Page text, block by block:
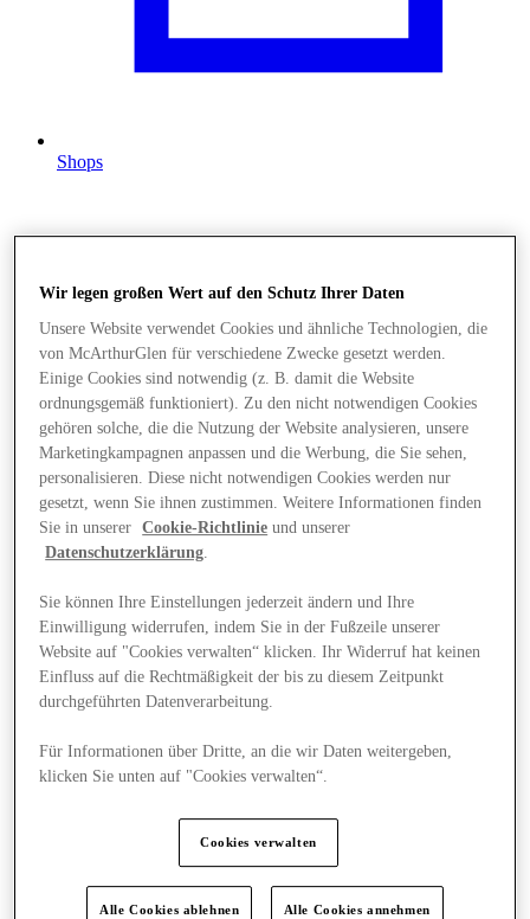
Shops
Angebote
Wir legen großen Wert auf den Schutz Ihrer Daten
Unsere Website verwendet Cookies und ähnliche Technologien, die
von McArthurGlen für verschiedene Zwecke gesetzt werden.
Einige Cookies sind notwendig (z. B. damit die Website
ordnungsgemäß funktioniert). Zu den nicht notwendigen Cookies
gehören solche, die die Nutzung der Website analysieren, unsere
Marketingkampagnen anpassen und die Werbung, die Sie sehen,
personalisieren. Diese nicht notwendigen Cookies werden nur
gesetzt, wenn Sie ihnen zustimmen. Weitere Informationen finden
Sie in unserer
Cookie-Richtlinie und unserer
Datenschutzerklärung.
Sie können Ihre Einstellungen jederzeit ändern und Ihre
Einwilligung widerrufen, indem Sie in der Fußzeile unserer
Website auf "Cookies verwalten“ klicken. Ihr Widerruf hat keinen
Einfluss auf die Rechtmäßigkeit der bis zu diesem Zeitpunkt
durchgeführten Datenverarbeitung.
Für Informationen über Dritte, an die wir Daten weitergeben,
klicken Sie unten auf "Cookies verwalten“.
Cookies verwalten
Alle Cookies ablehnen Alle Cookies annehmen